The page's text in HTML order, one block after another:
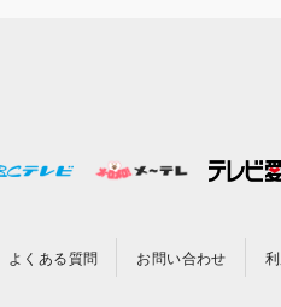
よくある質問 お問い合わせ